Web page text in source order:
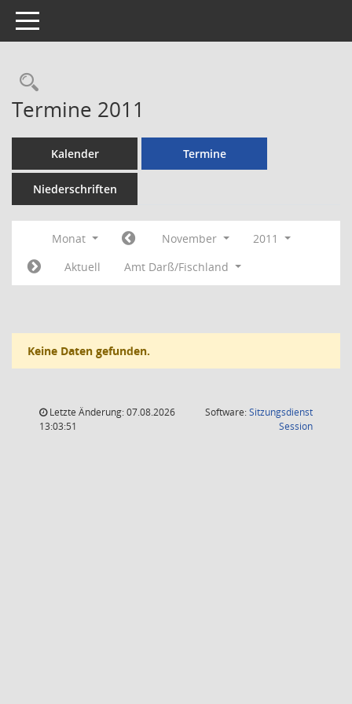
Toggle navigation
Rechercheauswahl
Termine 2011
Kalender Termine
Niederschriften
Monat November
2011
Aktuell
Amt Darß/Fischland
Keine Daten gefunden.
Letzte Änderung: 07.08.2026
13:03:51
Software:Sitzungsdienst
Session(Wird in